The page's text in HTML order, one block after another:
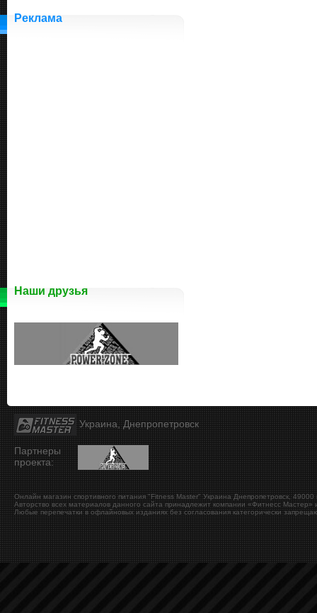
Реклама
Наши друзья
Украина, Днепропетровск
Партнеры
проекта:
Онлайн магазин спортивного питания "Fitness Master" Украина Днепропетровск 49000
Авторство всех материалов данного сайта принадлежит компании «Фитнесс Мастер»
Любые перепечатки в офлайновых изданиях без согласования категорически